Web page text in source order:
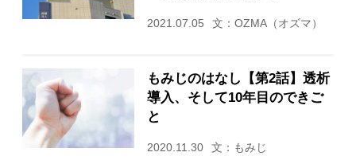
2021.07.05 文：OZMA（オズマ）
もみじのはなし【第2話】透析
導入、そして10年目のできご
と
2020.11.30 文：もみじ